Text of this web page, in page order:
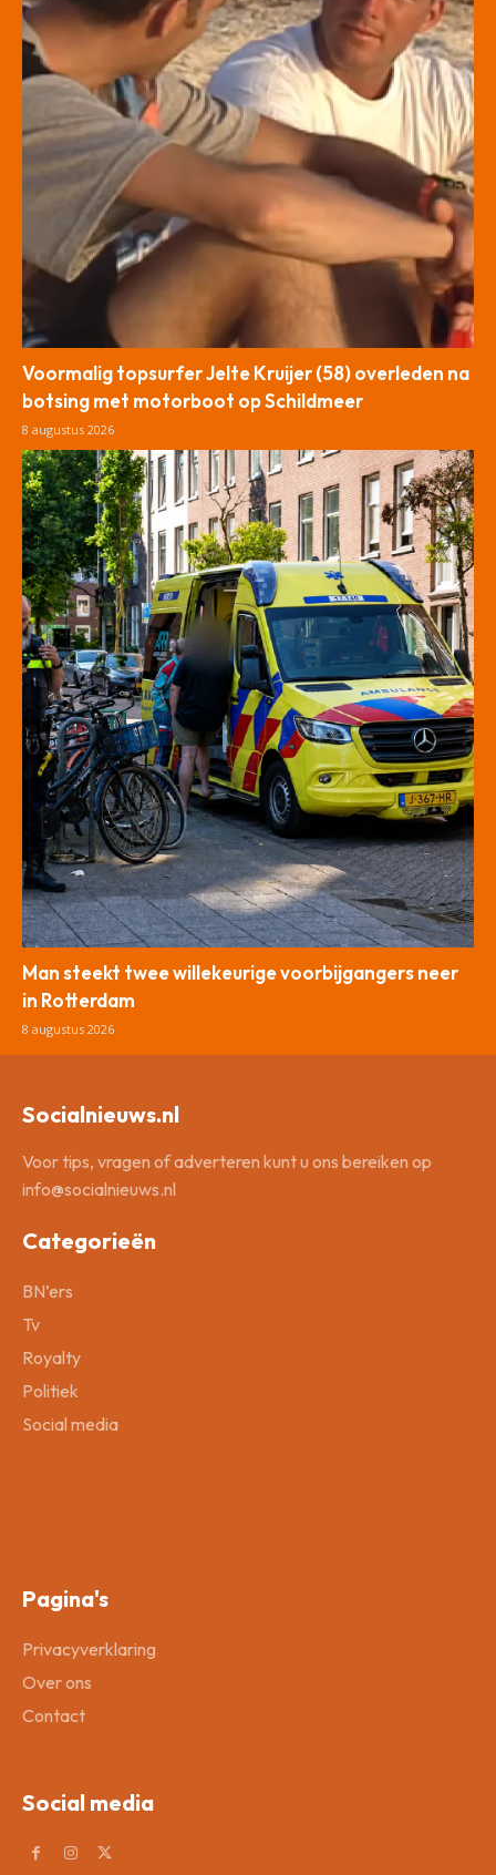
Voormalig topsurfer Jelte Kruijer (58) overleden na
botsing met motorboot op Schildmeer
8 augustus 2026
Man steekt twee willekeurige voorbijgangers neer
in Rotterdam
8 augustus 2026
Socialnieuws.nl
Voor tips, vragen of adverteren kunt u ons bereiken op
info@socialnieuws.nl
Categorieën
BN’ers
Tv
Royalty
Politiek
Social media
Pagina's
Privacyverklaring
Over ons
Contact
Social media